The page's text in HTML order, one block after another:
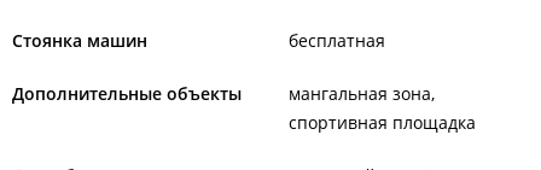
Стоянка машин бесплатная
Дополнительные объекты
мангальная зона
спортивная площадка